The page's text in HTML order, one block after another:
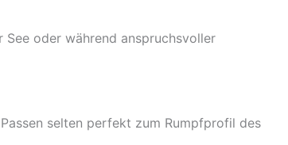
oder während anspruchsvoller
selten perfekt zum Rumpfprofil des